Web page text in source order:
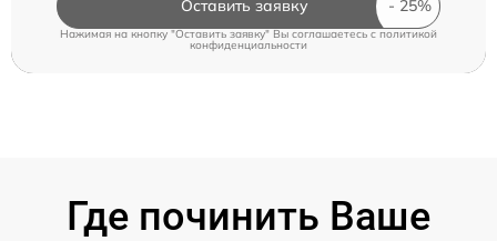
Оставить заявку
Нажимая на кнопку "Оставить заявку" Вы соглашаетесь cполитикой
конфиденциальности
Где починить Ваше